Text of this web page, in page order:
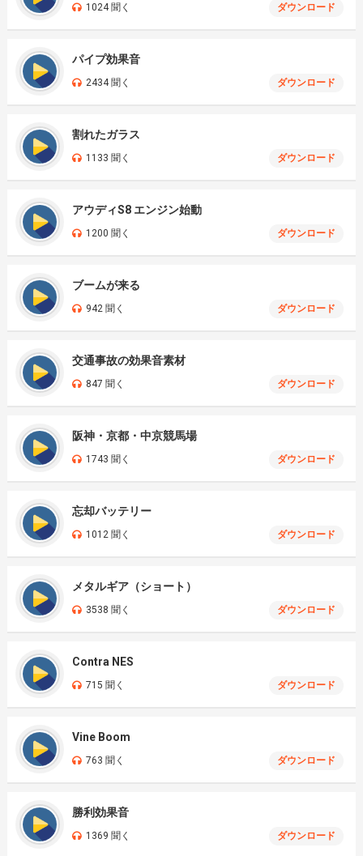
1024 聞く ダウンロード
パイプ効果音
2434 聞く ダウンロード
割れたガラス
1133 聞く ダウンロード
アウディS8 エンジン始動
1200 聞く ダウンロード
ブームが来る
942 聞く ダウンロード
交通事故の効果音素材
847 聞く ダウンロード
阪神・京都・中京競馬場
1743 聞く ダウンロード
忘却バッテリー
1012 聞く ダウンロード
メタルギア（ショート）
3538 聞く ダウンロード
Contra NES
715 聞く ダウンロード
Vine Boom
763 聞く ダウンロード
勝利効果音
1369 聞く ダウンロード